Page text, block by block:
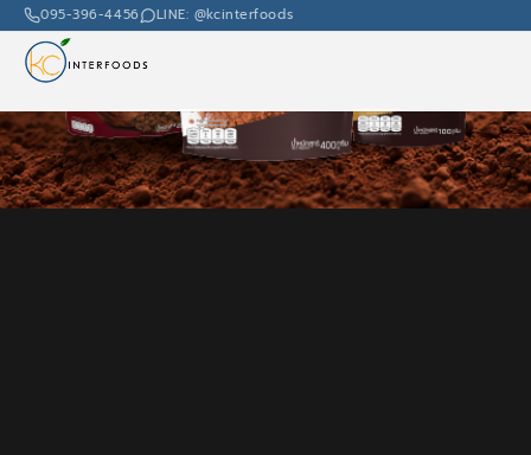
095-396-4456 LINE: @kcinterfoods